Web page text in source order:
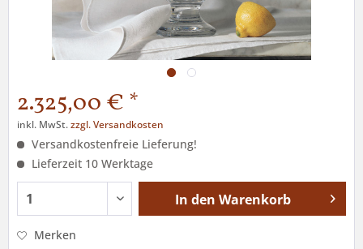
2.325,00 € *
inkl. MwSt.zzgl. Versandkosten
Versandkostenfreie Lieferung!
Lieferzeit 10 Werktage
In den Warenkorb
Merken